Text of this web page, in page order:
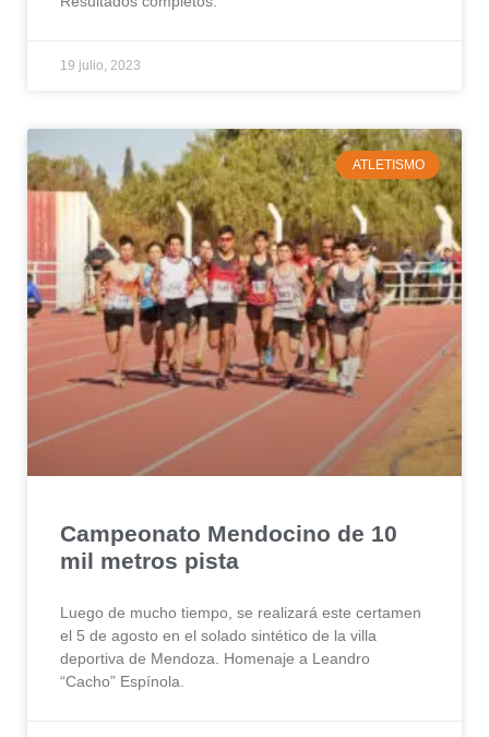
19 julio, 2023
ATLETISMO
Campeonato Mendocino de 10
mil metros pista
Luego de mucho tiempo, se realizará este certamen
el 5 de agosto en el solado sintético de la villa
deportiva de Mendoza. Homenaje a Leandro
“Cacho” Espínola.